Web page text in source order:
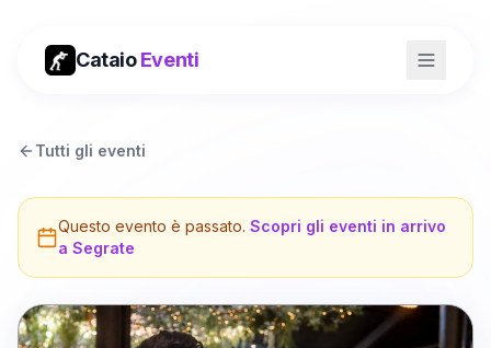
CataioEventi
Tutti gli eventi
Questo evento è passato. Scopri gli eventi in arrivo
a Segrate